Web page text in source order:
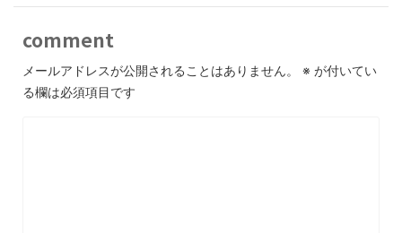
comment
メールアドレスが公開されることはありません。 ※ が付いてい
る欄は必須項目です